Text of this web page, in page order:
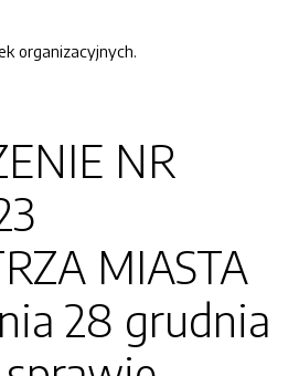
organizacyjnych.
NR
MIASTA
28 grudnia